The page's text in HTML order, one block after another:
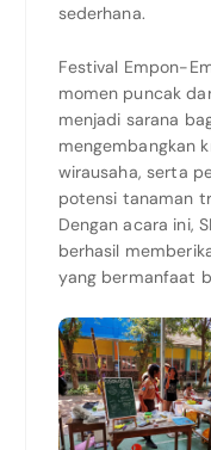
sederhana.
Festival Empon-
momen puncak
menjadi sarana
mengembangkan
wirausaha, serta
potensi tanaman
Dengan acara ini,
berhasil
yang bermanfaat